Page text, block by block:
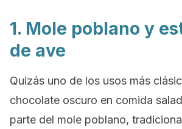
1. Mole poblano y
de ave
Quizás uno de los usos más
chocolate oscuro en comida
parte del mole poblano,